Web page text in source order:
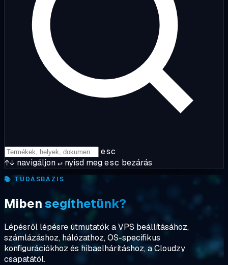
esc
↑↓ navigáljon↵ nyisd megesc bezárás
📚 TUDÁSBÁZIS
Mibensegíthetünk?
Lépésről lépésre útmutatók a VPS beállításához,
számlázáshoz, hálózathoz, OS-specifikus
konfigurációkhoz és hibaelhárításhoz, a Cloudzy
csapatától.